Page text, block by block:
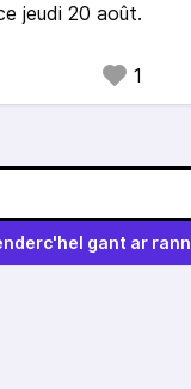
jeudi 20 août.
1
gant ar